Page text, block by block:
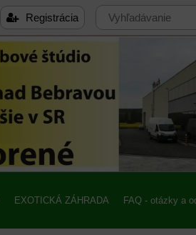
Registrácia
EXOTICKÁ ZÁHRADA FAQ - otázky a